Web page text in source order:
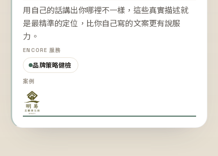
用自己的話講出你哪裡不一樣，這些真實描述就
是最精準的定位，比你自己寫的文案更有說服
力。
ENCORE 服務
品牌策略健檢
案例